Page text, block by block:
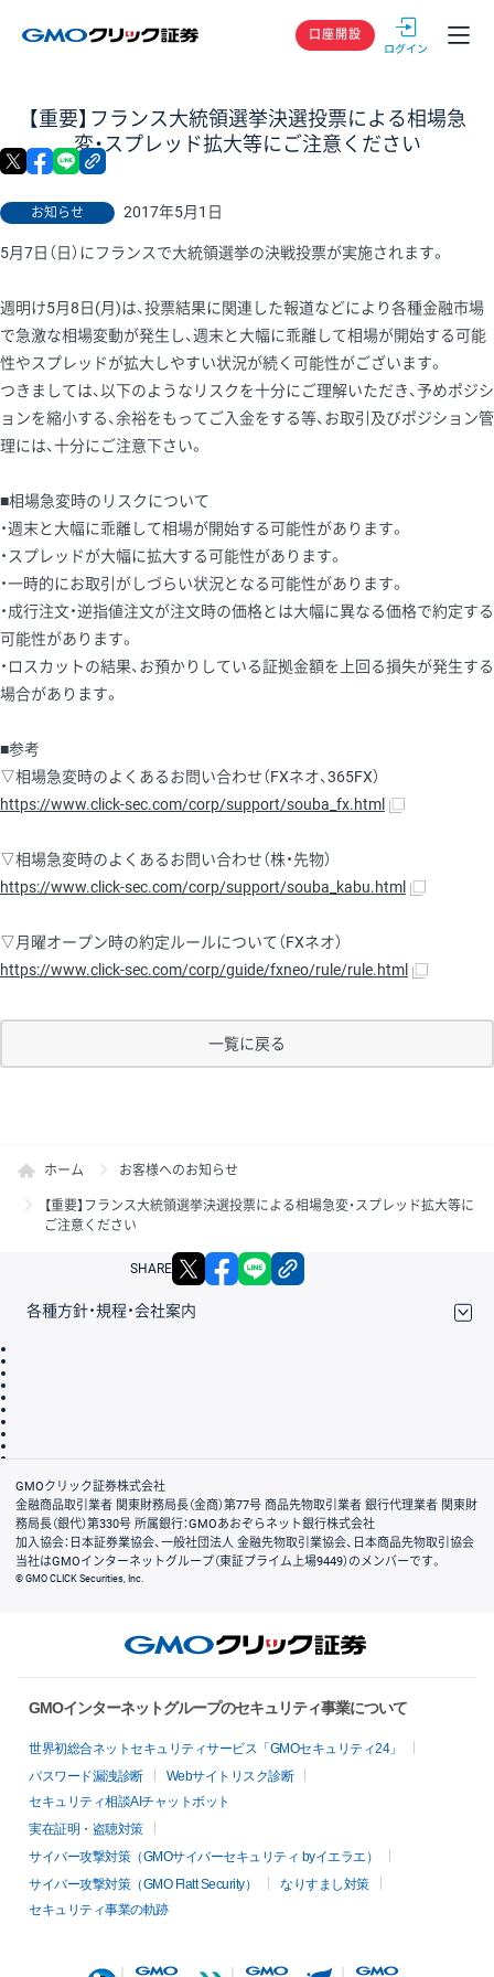
GMOクリック
口座開設
【重要】フランス大統領選挙決選投票による相場急
変・スプレッド拡大等にご注意ください
お知らせ 2017年5月1日
X facebook
5月7日（日）にフランスで大統領選挙の決戦投票が実施されます。
週明け5月8日(月)は、投票結果に関連した報道などにより各種金融市場
で急激な相場変動が発生し、週末と大幅に乖離して相場が開始する可能
性やスプレッドが拡大しやすい状況が続く可能性がございます。
つきましては、以下のようなリスクを十分にご理解いただき、予めポジシ
ョンを縮小する、余裕をもってご入金をする等、お取引及びポジション管
理には、十分にご注意下さい。
■相場急変時のリスクについて
・週末と大幅に乖離して相場が開始する可能性があります。
・スプレッドが大幅に拡大する可能性があります。
・一時的にお取引がしづらい状況となる可能性があります。
・成行注文・逆指値注文が注文時の価格とは大幅に異なる価格で約定する
可能性があります。
・ロスカットの結果、お預かりしている証拠金額を上回る損失が発生する
場合があります。
■参考
▽相場急変時のよくあるお問い合わせ（FXネオ、365FX）
https://www.click-sec.com/corp/support/souba_fx.html
▽相場急変時のよくあるお問い合わせ（株・先物）
https://www.click-sec.com/corp/support/souba_kabu.html
▽月曜オープン時の約定ルールについて（FXネオ）
https://www.click-sec.com/corp/guide/fxneo/rule/rule.html
一覧に戻る
ホーム お客様へのお知らせ
【重要】フランス大統領選挙決選投票による相場急変・スプレッド拡大等に
ご注意ください
SHARE X facebook
各種方針・規程・会社案内
会社案内
GMOクリック証券株式会社
金融商品取引業者 関東財務局長（金商）第77号 商品先物取引業者 銀行代理業者 関東財
務局長（銀代）第330号 所属銀行：GMOあおぞらネット銀行株式会社
加入協会：日本証券業協会、一般社団法人 金融先物取引業協会、日本商品先物取引協会
当社はGMOインターネットグループ（東証プライム上場9449）のメンバーです。
© GMO CLICK Securities, Inc.
GMOインターネットグループのセキュリティ事業について
世界初総合ネットセキュリティサービス「GMOセキュリティ24」
パスワード漏洩診断
Webサイトリスク診断
セキュリティ相談AIチャットボット
実在証明・盗聴対策
サイバー攻撃対策（GMOサイバーセキュリティ byイエラエ）
サイバー攻撃対策（GMO Flatt Security）
なりすまし対策
セキュリティ事業の軌跡